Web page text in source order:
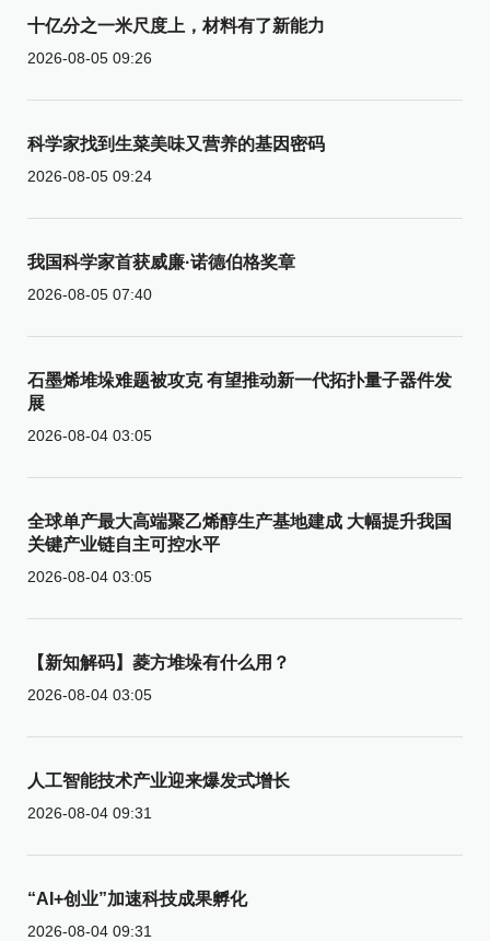
十亿分之一米尺度上，材料有了新能力
2026-08-05 09:26
科学家找到生菜美味又营养的基因密码
2026-08-05 09:24
我国科学家首获威廉·诺德伯格奖章
2026-08-05 07:40
石墨烯堆垛难题被攻克 有望推动新一代拓扑量子器件发
展
2026-08-04 03:05
全球单产最大高端聚乙烯醇生产基地建成 大幅提升我国
关键产业链自主可控水平
2026-08-04 03:05
【新知解码】菱方堆垛有什么用？
2026-08-04 03:05
人工智能技术产业迎来爆发式增长
2026-08-04 09:31
“AI+创业”加速科技成果孵化
2026-08-04 09:31